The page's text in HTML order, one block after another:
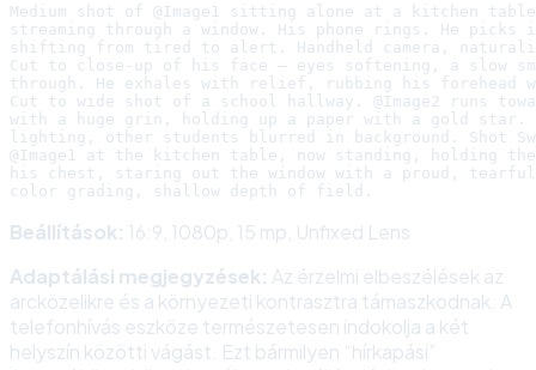
Medium shot of @Image1 sitting alone at a kitchen
streaming through a window. His phone rings. He picks
shifting from tired to alert. Handheld camera,
Cut to close-up of his face — eyes softening, a slow
through. He exhales with relief, rubbing his forehead
Cut to wide shot of a school hallway. @Image2 runs
with a huge grin, holding up a paper with a gold star.
lighting, other students blurred in background. Shot
@Image1 at the kitchen table, now standing, holding
his chest, staring out the window with a proud, tearful
Beállítások: 16:9, 1080p, 15 mp, Unfixed Lens
Adaptálási megjegyzések: Az érzelmi elbeszélések az
arcközelikre és a környezeti kontrasztra támaszkodnak. A
telefonhívás eszköze természetesen indokolja a két
helyszín közötti vágást. Ezt bármilyen “hírkapási”